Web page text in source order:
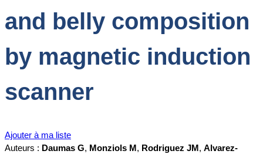
and belly composition
by magnetic induction
scanner
Ajouter à ma liste
Auteurs : Daumas G, Monziols M, Rodriguez JM, Alvarez-